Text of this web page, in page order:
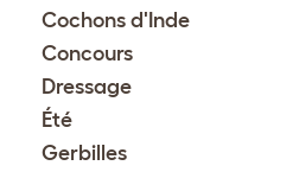
Cochons d'Inde
Concours
Dressage
Été
Gerbilles